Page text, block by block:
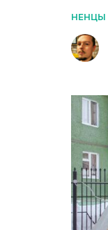
НЕНЦЫ